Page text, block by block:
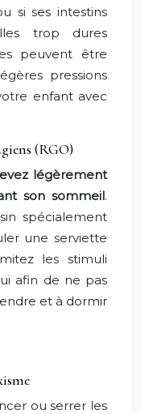
si ses intestins
trop dures
peuvent être
pressions
enfant avec
(RGO)
légèrement
son sommeil.
spécialement
une serviette
les stimuli
afin de ne pas
et à dormir
ou serrer les